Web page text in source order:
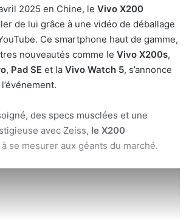
2025 en Chine, le Vivo X200
de lui grâce à une vidéo de déballage
Ce smartphone haut de gamme,
nouveautés comme le Vivo X200s,
, Pad SE et la Vivo Watch 5, s’annonce
des specs musclées et une
avec Zeiss, le X200
se mesurer aux géants du marché.